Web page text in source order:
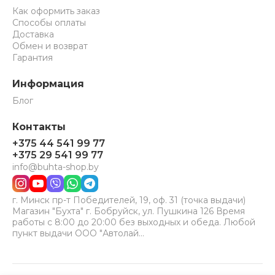
Как оформить заказ
Способы оплаты
Доставка
Обмен и возврат
Гарантия
Информация
Блог
Контакты
+375 44 541 99 77
+375 29 541 99 77
info@buhta-shop.by
г. Минск пр-т Победителей, 19, оф. 31 (точка выдачи)
Магазин "Бухта" г. Бобруйск, ул. Пушкина 126 Время
работы с 8:00 до 20:00 без выходных и обеда. Любой
пункт выдачи ООО "Автолай…